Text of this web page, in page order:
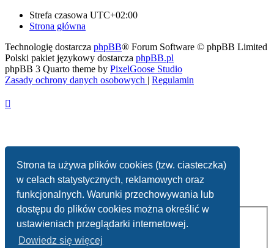
Strona ta używa plików cookies (tzw. ciasteczka)
w celach statystycznych, reklamowych oraz
funkcjonalnych. Warunki przechowywania lub
dostępu do plików cookies można określić w
ustawieniach przeglądarki internetowej.
Dowiedz się więcej
Strefa czasowa UTC+02:00
Strona główna
Technologię dostarcza phpBB® Forum Software © phpBB Limited
Polski pakiet językowy dostarcza phpBB.pl
phpBB 3 Quarto theme by PixelGoose Studio
Zasady ochrony danych osobowych | Regulamin
Usuń ciasteczka witryny
Kontakt z nami
Nazwa użytkownika:
Hasło: